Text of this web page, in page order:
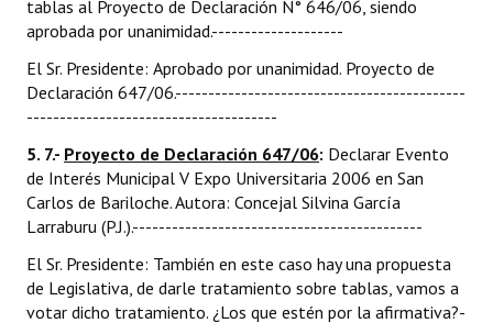
tablas al Proyecto de Declaración N° 646/06, siendo
aprobada por unanimidad.--------------------
El Sr. Presidente: Aprobado por unanimidad. Proyecto de
Declaración 647/06.--------------------------------------------
--------------------------------------
5. 7.- Proyecto de Declaración 647/06: Declarar Evento
de Interés Municipal V Expo Universitaria 2006 en San
Carlos de Bariloche. Autora: Concejal Silvina García
Larraburu (P.J.).--------------------------------------------
El Sr. Presidente: También en este caso hay una propuesta
de Legislativa, de darle tratamiento sobre tablas, vamos a
votar dicho tratamiento. ¿Los que estén por la afirmativa?-